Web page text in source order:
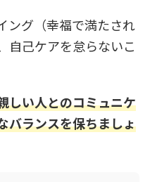
ング（幸福で満たされ
自己ケアを怠らないこ
しい人とのコミュニケ
バランスを保ちましょ